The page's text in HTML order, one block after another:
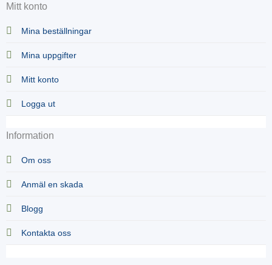
Mitt konto
Mina beställningar
Mina uppgifter
Mitt konto
Logga ut
Information
Om oss
Anmäl en skada
Blogg
Kontakta oss